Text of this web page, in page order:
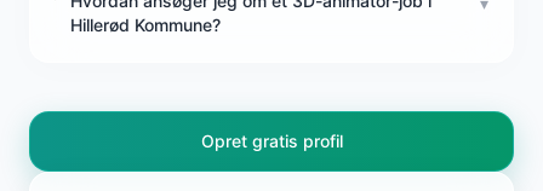
Hillerød Kommune?
Opret gratis profil